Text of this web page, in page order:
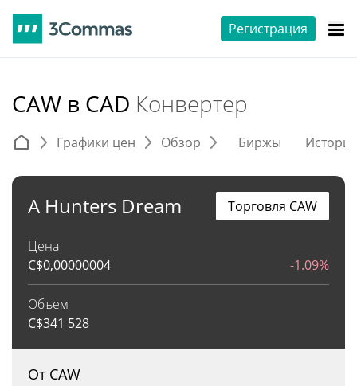
Регистрация
CAW в CAD Конвертер
Графики цен Обзор Биржы
A Hunters Dream
Цена
C$0,00000004 -1.09%
Объем
C$341 528
Торговля CAW
От CAW